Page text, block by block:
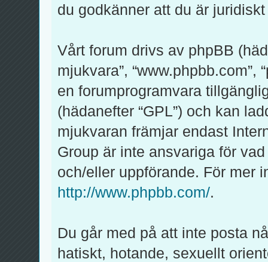
du godkänner att du är
Vårt forum drivs av phpBB
mjukvara”, “www.phpbb.com”,
en forumprogramvara
(hädanefter “GPL”) och kan
mjukvaran främjar endast
Group är inte ansvariga för
och/eller uppförande. För mer
http://www.phpbb.com/.
Du går med på att inte posta
hatiskt, hotande, sexuellt